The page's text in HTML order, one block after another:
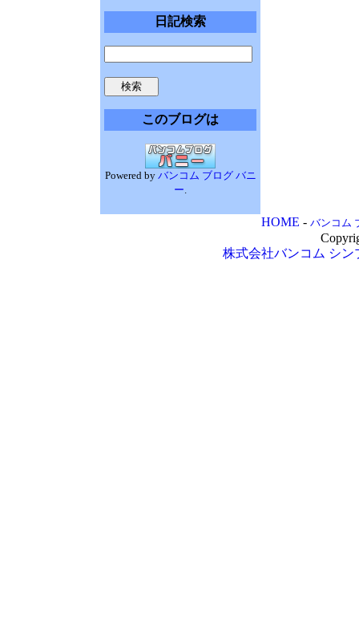
日記検索
このブログは
Powered by バンコム ブログ バニ
ー.
HOME - バンコム
株式会社バンコム シン